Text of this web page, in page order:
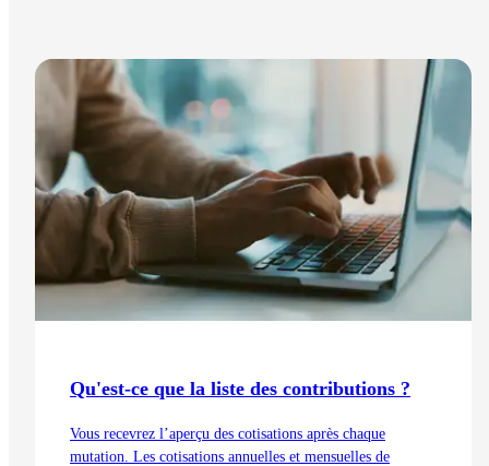
Qu'est-ce que la liste des contributions ?
Vous recevrez l’aperçu des cotisations après chaque
mutation. Les cotisations annuelles et mensuelles de